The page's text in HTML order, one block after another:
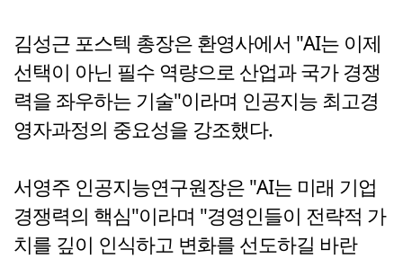
김성근 포스텍 총장은 환영사에서 "AI는 이제
선택이 아닌 필수 역량으로 산업과 국가 경쟁
력을 좌우하는 기술"이라며 인공지능 최고경
영자과정의 중요성을 강조했다.
서영주 인공지능연구원장은 "AI는 미래 기업
경쟁력의 핵심"이라며 "경영인들이 전략적 가
치를 깊이 인식하고 변화를 선도하길 바란